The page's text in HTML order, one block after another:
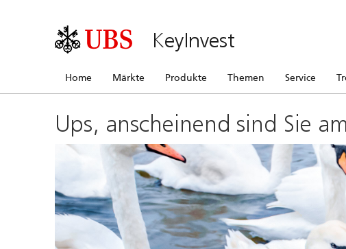
KeyInvest
Home Märkte Produkte Themen Service
Ups, anscheinend sind Sie